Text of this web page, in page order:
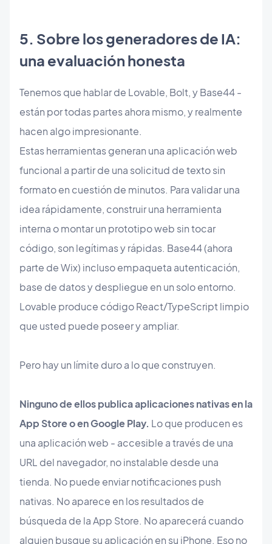
5. Sobre los generadores de IA:
una evaluación honesta
Tenemos que hablar de Lovable, Bolt, y Base44 -
están por todas partes ahora mismo, y realmente
hacen algo impresionante.
Estas herramientas generan una aplicación web
funcional a partir de una solicitud de texto sin
formato en cuestión de minutos. Para validar una
idea rápidamente, construir una herramienta
interna o montar un prototipo web sin tocar
código, son legítimas y rápidas. Base44 (ahora
parte de Wix) incluso empaqueta autenticación,
base de datos y despliegue en un solo entorno.
Lovable produce código React/TypeScript limpio
que usted puede poseer y ampliar.
Pero hay un límite duro a lo que construyen.
Ninguno de ellos publica aplicaciones nativas en la
App Store o en Google Play. Lo que producen es
una aplicación web - accesible a través de una
URL del navegador, no instalable desde una
tienda. No puede enviar notificaciones push
nativas. No aparece en los resultados de
búsqueda de la App Store. No aparecerá cuando
alguien busque su aplicación en su iPhone. Eso no